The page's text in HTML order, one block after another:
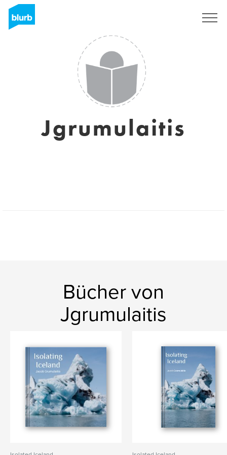
Jgrumulaitis
Bücher von
Jgrumulaitis